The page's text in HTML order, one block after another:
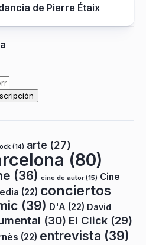
de Pierre Étaix
(14) arte (27)
(80)
(36) cine de autor(15) Cine
(22) conciertos
(39) D'A (22) David
(30) El Click (29)
(22) entrevista (39)